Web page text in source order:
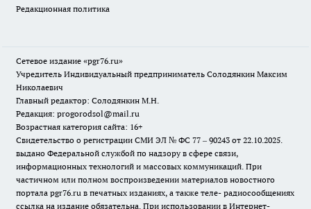
Редакционная политика
Сетевое издание «pgr76.ru»
Учредитель Индивидуальный предприниматель Солодянкин Максим
Николаевич
Главный редактор: Солодянкин М.Н.
Редакция: progorodsol@mail.ru
Возрастная категория сайта: 16+
Свидетельство о регистрации СМИ ЭЛ № ФС 77 – 90243 от 22.10.2025.
выдано Федеральной службой по надзору в сфере связи,
информационных технологий и массовых коммуникаций. При
частичном или полном воспроизведении материалов новостного
портала pgr76.ru в печатных изданиях, а также теле- радиосообщениях
ссылка на издание обязательна. При использовании в Интернет-